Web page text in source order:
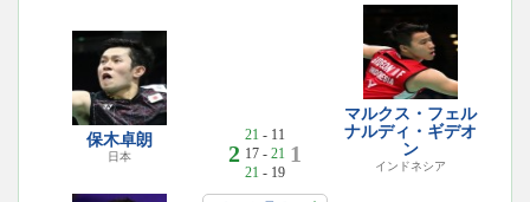
保木卓朗
日本 2
21 - 11
17 - 21
21 - 19
1
マルクス・フェル
ナルディ・ギデオ
ン
インドネシア